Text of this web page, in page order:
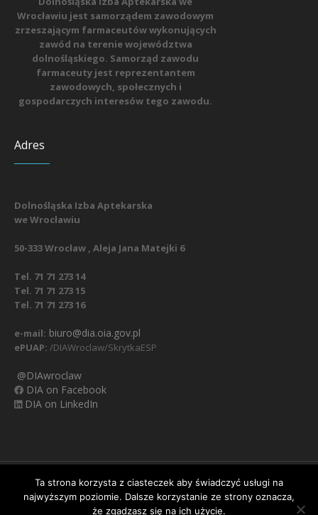
Ważna informacja:zmiana numerów telefonów
Wrocławiu jest samorządem zawodowym
zrzeszającym farmaceutów wykonujących
zawód na terenie województwa
dolnośląskiego. Samorząd zawodu
farmaceuty jest reprezentantem
zawodowych, społecznych i
gospodarczych interesów tego zawodu.
Adres
Dolnośląska Izba Aptekarska
we Wrocławiu
50-333 Wrocław , Aleja Jana Matejki 6
Tel. 71 71 273 14
Tel. 71 71 273 15
Tel. 71 71 273 16
e-mail: biuro@dia.oia.gov.pl
ePUAP: /DIAWroclaw/SkrytkaESP
@DIAwroclaw
DIA on Facebook
DIA on LinkedIn
Nasz Facebook Regulamin
Polityka prywatności
Obowiązek informacyjny RODO
Klauzula informacyjna
Ta strona korzysta z ciasteczek aby świadczyć usługi na
najwyższym poziomie. Dalsze korzystanie ze strony oznacza,
że zgadzasz się na ich użycie.